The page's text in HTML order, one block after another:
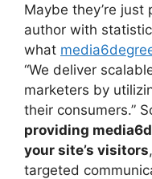
Maybe they’re
author with
what
“We deliver
marketers by
their consumers.”
providing
your site’s visitors
targeted